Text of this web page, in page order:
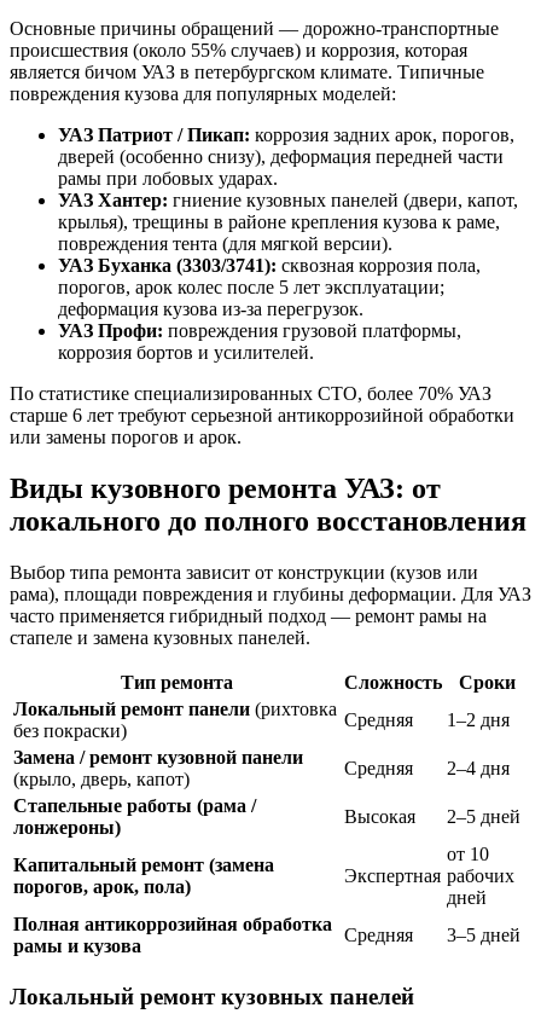
Основные причины обращений — дорожно-транспортные
происшествия (около 55% случаев) и коррозия, которая
является бичом УАЗ в петербургском климате. Типичные
повреждения кузова для популярных моделей:
УАЗ Патриот / Пикап: коррозия задних арок, порогов,
дверей (особенно снизу), деформация передней части
рамы при лобовых ударах.
УАЗ Хантер: гниение кузовных панелей (двери, капот,
крылья), трещины в районе крепления кузова к раме,
повреждения тента (для мягкой версии).
УАЗ Буханка (3303/3741): сквозная коррозия пола,
порогов, арок колес после 5 лет эксплуатации;
деформация кузова из-за перегрузок.
УАЗ Профи: повреждения грузовой платформы,
коррозия бортов и усилителей.
По статистике специализированных СТО, более 70% УАЗ
старше 6 лет требуют серьезной антикоррозийной обработки
или замены порогов и арок.
Виды кузовного ремонта УАЗ: от
локального до полного восстановления
Выбор типа ремонта зависит от конструкции (кузов или
рама), площади повреждения и глубины деформации. Для УАЗ
часто применяется гибридный подход — ремонт рамы на
стапеле и замена кузовных панелей.
Тип ремонта Сложность
Сроки
Локальный ремонт панели (рихтовка
без покраски)
Средняя
1–2 дня
Замена / ремонт кузовной панели
(крыло, дверь, капот)
Средняя
2–4 дня
Стапельные работы (рама /
лонжероны)
Высокая 2–5 дней
Капитальный ремонт (замена
порогов, арок, пола)
Экспертная
от 10
рабочих
дней
Полная антикоррозийная обработка
рамы и кузова
Средняя 3–5 дней
Локальный ремонт кузовных панелей